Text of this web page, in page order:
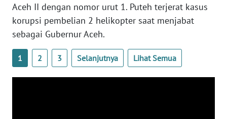
Aceh II dengan nomor urut 1. Puteh terjerat kasus
korupsi pembelian 2 helikopter saat menjabat
sebagai Gubernur Aceh.
1 2 3 Selanjutnya Lihat Semua
WN
PAPUA
PAPUA
BARAT